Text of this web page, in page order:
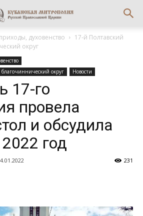
духовенство
17-й Полтавский
округ
округ
Новости
17-го
провела
и обсудила
год
231